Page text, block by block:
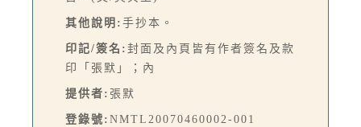
其他說明: 手抄本。
印記/簽名: 封面及內頁皆有作者簽名及款
印「張默」；內
提供者: 張默
登錄號: NMTL20070460002-001